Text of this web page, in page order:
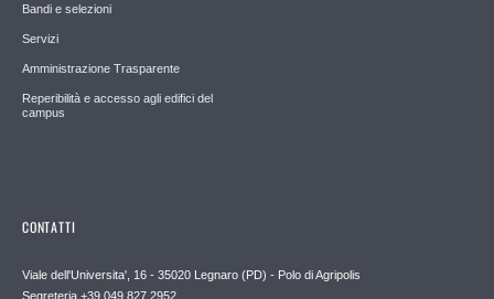
Bandi e selezioni
Servizi
Amministrazione Trasparente
Reperibilità e accesso agli edifici del
campus
CONTATTI
Viale dell'Universita', 16 - 35020 Legnaro (PD) - Polo di Agripolis
Segreteria +39 049 827 2952